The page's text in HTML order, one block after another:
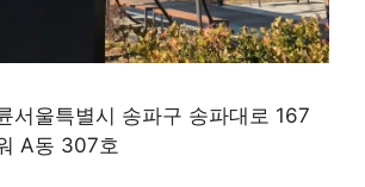
서울특별시 송파구 송파대로 167
A동 307호